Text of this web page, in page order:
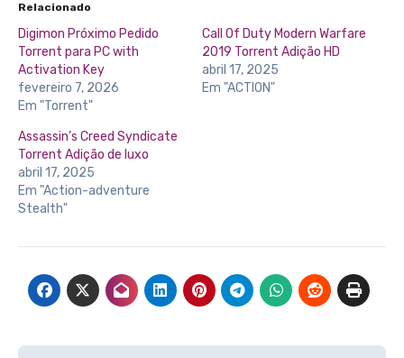
Relacionado
Digimon Próximo Pedido
Torrent para PC with
Activation Key
fevereiro 7, 2026
Em "Torrent"
Call Of Duty Modern Warfare
2019 Torrent Adição HD
abril 17, 2025
Em "ACTION"
Assassin’s Creed Syndicate
Torrent Adição de luxo
abril 17, 2025
Em "Action-adventure
Stealth"